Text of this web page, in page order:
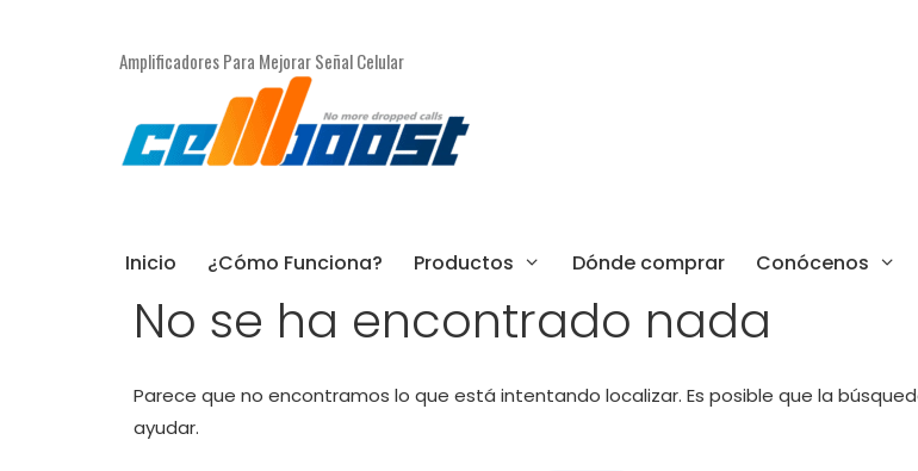
Amplificadores Para Mejorar Señal Celular
Inicio ¿Cómo Funciona? Productos Dónde comprar Conócenos
No se ha encontrado nada
Parece que no encontramos lo que está intentando localizar. Es posible que la
ayudar.